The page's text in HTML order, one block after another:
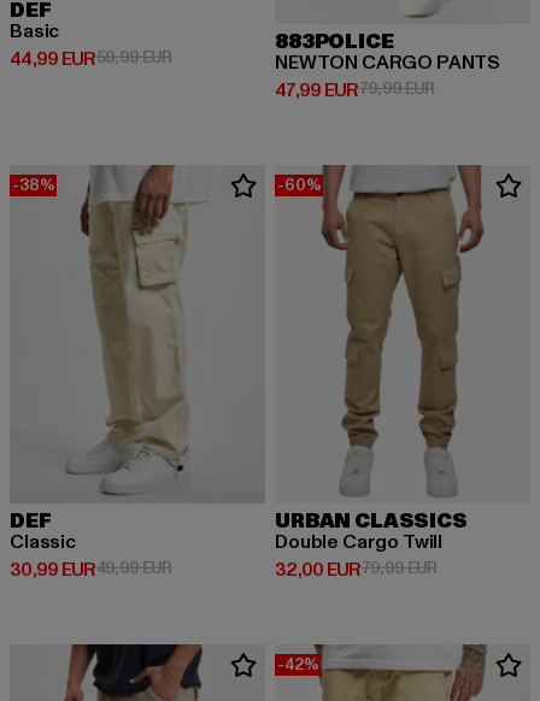
DEF
Basic
44,99 EUR
Derzeitiger Preis: 44,99 EUR
59,99 EURAktionspreis: 59,99 EUR
883POLICE
NEWTON CARGO PANTS
47,99 EUR
Derzeitiger Preis: 47,99 EUR
79,99 EURAktionspreis:
-38%
DEF
Classic
30,99 EUR
Derzeitiger Preis: 30,99 EUR
49,99 EURAktionspreis: 49,99 EUR
-60%
URBAN CLASSICS
Double Cargo Twill
32,00 EUR
Derzeitiger Preis: 32,00 EUR
79,99 EURAktionspreis:
-42%